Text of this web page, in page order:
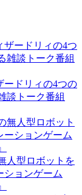
ードリィの4つの
談トーク番組
人型ロボットを
ションゲーム